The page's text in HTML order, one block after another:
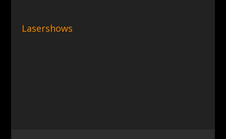
Lasershows